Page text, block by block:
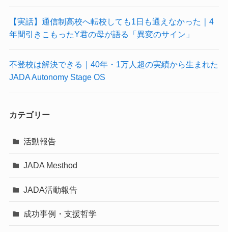
【実話】通信制高校へ転校しても1日も通えなかった｜4
年間引きこもったY君の母が語る「異変のサイン」
不登校は解決できる｜40年・1万人超の実績から生まれた
JADA Autonomy Stage OS
カテゴリー
活動報告
JADA Mesthod
JADA活動報告
成功事例・支援哲学